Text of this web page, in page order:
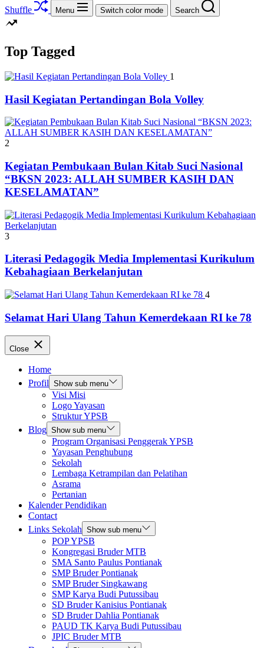
Shuffle Menu Switch color mode Search
Top Tagged
1
Hasil Kegiatan Pertandingan Bola Volley
2
Kegiatan Pembukaan Bulan Kitab Suci Nasional
“BKSN 2023: ALLAH SUMBER KASIH DAN
KESELAMATAN”
3
Literasi Pedagogik Media Implementasi Kurikulum
Kebahagiaan Berkelanjutan
4
Selamat Hari Ulang Tahun Kemerdekaan RI ke 78
Close
Home
Profil Show sub menu
Visi Misi
Logo Yayasan
Struktur YPSB
Blog Show sub menu
Program Organisasi Penggerak YPSB
Yayasan Penghubung
Sekolah
Lembaga Ketrampilan dan Pelatihan
Asrama
Pertanian
Kalender Pendidikan
Contact
Links Sekolah Show sub menu
POP YPSB
Kongregasi Bruder MTB
SMA Santo Paulus Pontianak
SMP Bruder Pontianak
SMP Bruder Singkawang
SMP Karya Budi Putussibau
SD Bruder Kanisius Pontianak
SD Bruder Dahlia Pontianak
PAUD TK Karya Budi Putussibau
JPIC Bruder MTB